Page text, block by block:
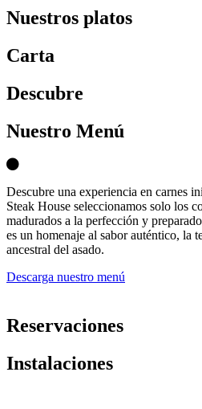
Nuestros platos
Carta
Descubre
Nuestro Menú
Descubre una experiencia en carnes
Steak House seleccionamos solo los
madurados a la perfección y
es un homenaje al sabor auténtico, la
ancestral del asado.
Descarga nuestro menú
Reservaciones
Instalaciones